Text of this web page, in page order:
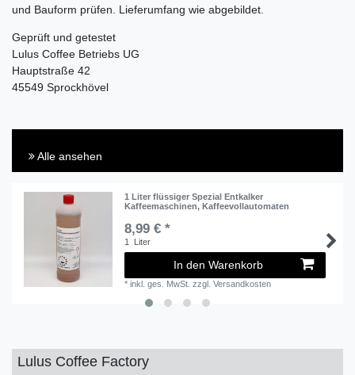
und Bauform prüfen. Lieferumfang wie abgebildet.
Geprüft und getestet
Lulus Coffee Betriebs UG
Hauptstraße 42
45549 Sprockhövel
Alle ansehen
1 Liter flüssiger Spezial Entkalker
Kaffeemaschinen, Kaffeevollautomaten
8,99 € *
1 Liter
In den Warenkorb
*inkl. ges. MwSt. zzgl.Versandkosten
Lulus Coffee Factory